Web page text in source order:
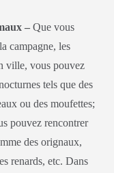
– Que vous
campagne, les
ville, vous pouvez
tels que des
ou des moufettes;
pouvez rencontrer
des orignaux,
renards, etc. Dans